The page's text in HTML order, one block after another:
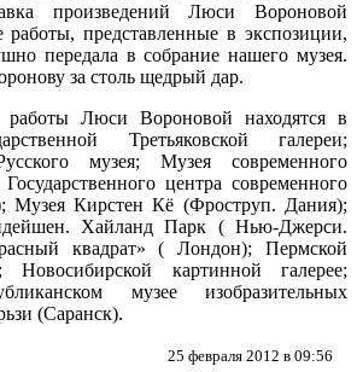
произведений Люси Вороновой
представленные в экспозиции,
передала в собрание нашего музея.
за столь щедрый дар.
Люси Вороновой находятся в
Третьяковской галереи;
музея; Музея современного
центра современного
Музея Кирстен Кё (Фроструп. Дания);
Хайланд Парк ( Нью-Джерси.
квадрат» ( Лондон); Пермской
Новосибирской картинной галерее;
музее изобразительных
(Саранск).
25 февраля 2012 в 09:56